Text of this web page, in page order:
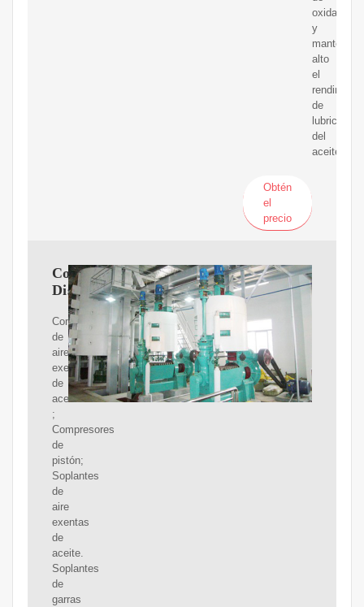
oxidación
y
mantener
alto
el
de
lubricación
del
aceite.
Obtén
el
precio
Colombia
Distribuidores
Compresores
de
aire
exentos
de
aceite
;
Compresores
de
pistón;
Soplantes
de
aire
exentas
de
aceite.
Soplantes
de
garras